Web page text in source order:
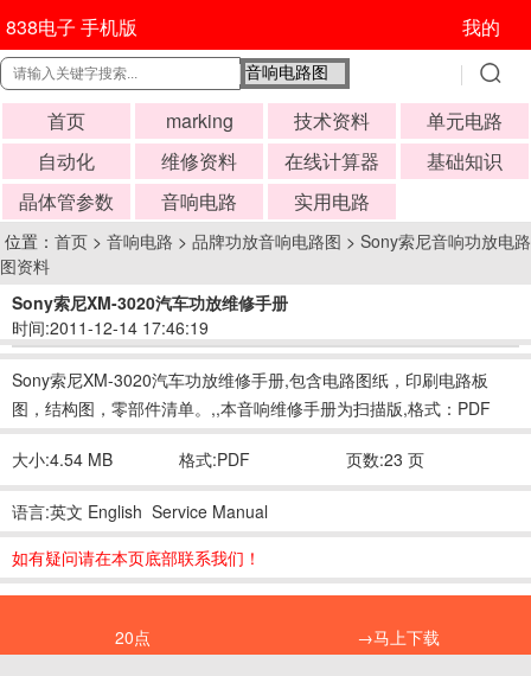
838电子 手机版 我的
首页 marking 技术资料
单元电路
自动化
维修资料 在线计算器
基础知识
晶体管参数
音响电路 实用电路
位置： 首页 > 音响电路 > 品牌功放音响电路图 > Sony索尼音响功放电路
图资料
Sony索尼XM-3020汽车功放维修手册
时间:2011-12-14 17:46:19
Sony索尼XM-3020汽车功放维修手册,包含电路图纸，印刷电路板
图，结构图，零部件清单。,,本音响维修手册为扫描版,格式：PDF
大小:4.54 MB 格式:PDF 页数:23 页
语言:英文 English Service Manual
如有疑问请在本页底部联系我们！
20点 →马上下载